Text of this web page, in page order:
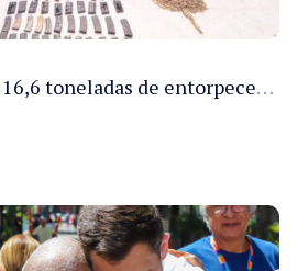
PMAM apreende 16,6 toneladas de entorpecentes e registra aumento nas prisões em flagrante e nas capturas de foragidos no primeiro semestre de 2026